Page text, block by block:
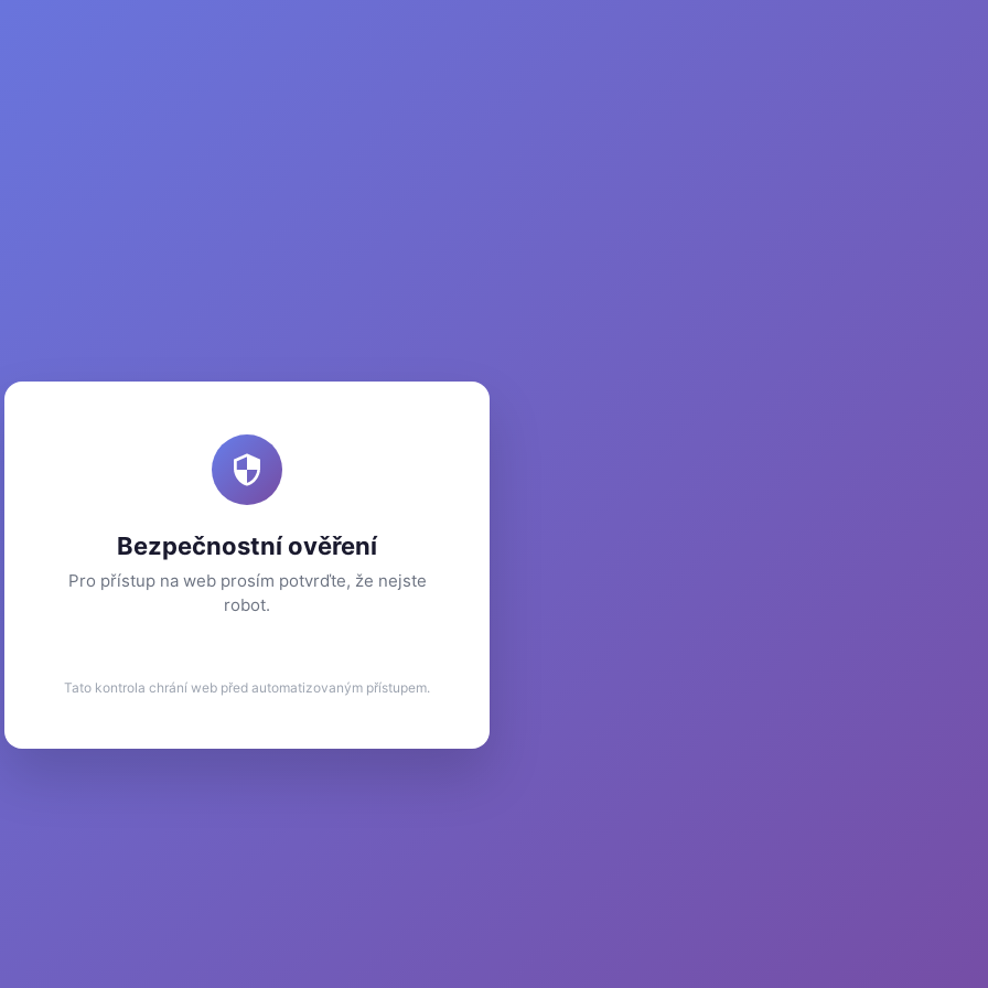
Bezpečnostní ověření
Pro přístup na web prosím potvrďte, že nejste
robot.
Tato kontrola chrání web před automatizovaným přístupem.